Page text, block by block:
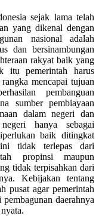
sejak lama telah
yang dikenal dengan
nasional adalah
dan bersinambungan
rakyat baik yang
itu pemerintah harus
mencapai tujuan
pembanguan
sumber pembiayaan
dalam negeri dan
hanya sebagai
baik ditingkat
tidak terlepas dari
propinsi maupun
tidak terpisahkan dari
Kebijakan tentang
pusat agar pemerintah
daerahnya